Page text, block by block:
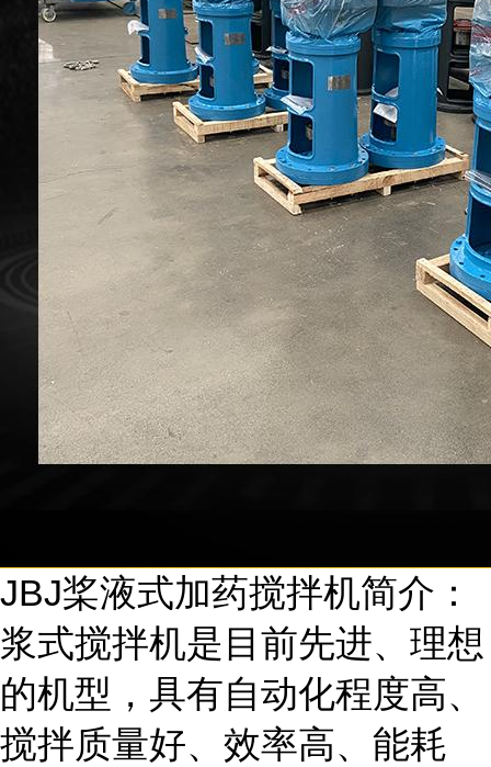
JBJ桨液式加药搅拌机简介：
浆式搅拌机是目前先进、理想
的机型，具有自动化程度高、
搅拌质量好、效率高、能耗